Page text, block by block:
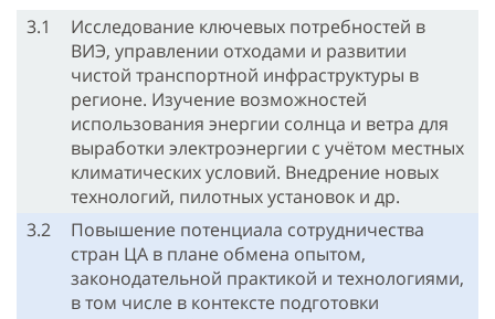
3.1
Исследование ключевых потребностей в
ВИЭ, управлении отходами и развитии
чистой транспортной инфраструктуры в
регионе. Изучение возможностей
использования энергии солнца и ветра для
выработки электроэнергии с учётом местных
климатических условий. Внедрение новых
технологий, пилотных установок и др.
3.2
Повышение потенциала сотрудничества
стран ЦА в плане обмена опытом,
законодательной практикой и технологиями,
в том числе в контексте подготовки